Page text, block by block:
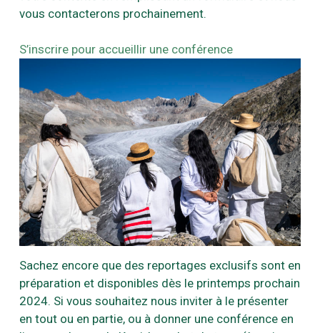
vous contacterons prochainement.
S’inscrire pour accueillir une conférence
Sachez encore que des reportages exclusifs sont en
préparation et disponibles dès le printemps prochain
2024. Si vous souhaitez nous inviter à le présenter
en tout ou en partie, ou à donner une conférence en